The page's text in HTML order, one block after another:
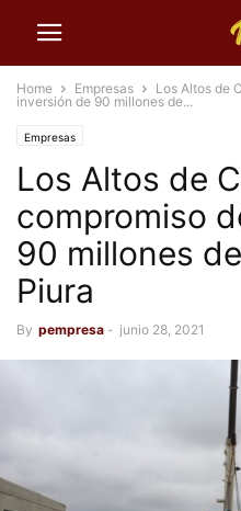
Home Empresas
Los Altos de
inversión de 90 millones de...
Empresas
Los Altos de
compromiso
90 millones
Piura
By pempresa - junio 28, 2021